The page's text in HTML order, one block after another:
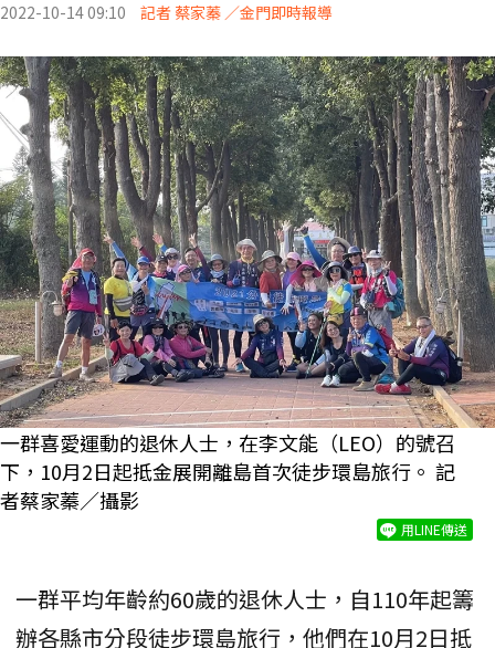
2022-10-14 09:10 記者 蔡家蓁 ／金門即時報導
一群喜愛運動的退休人士，在李文能（LEO）的號召
下，10月2日起抵金展開離島首次徒步環島旅行。 記
者蔡家蓁／攝影
用LINE傳送
一群平均年齡約60歲的退休人士，自110年起籌
辦各縣市分段徒步環島旅行，他們在10月2日抵